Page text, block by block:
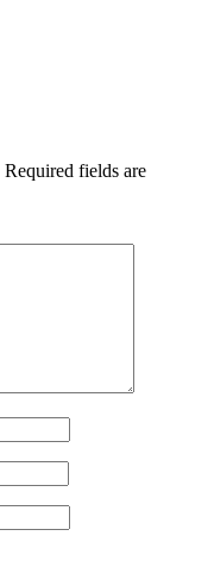
Required fields are